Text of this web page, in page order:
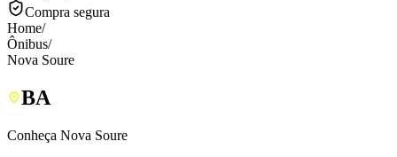
Compra segura
Home/
Ônibus/
Nova Soure
BA
Conheça Nova Soure